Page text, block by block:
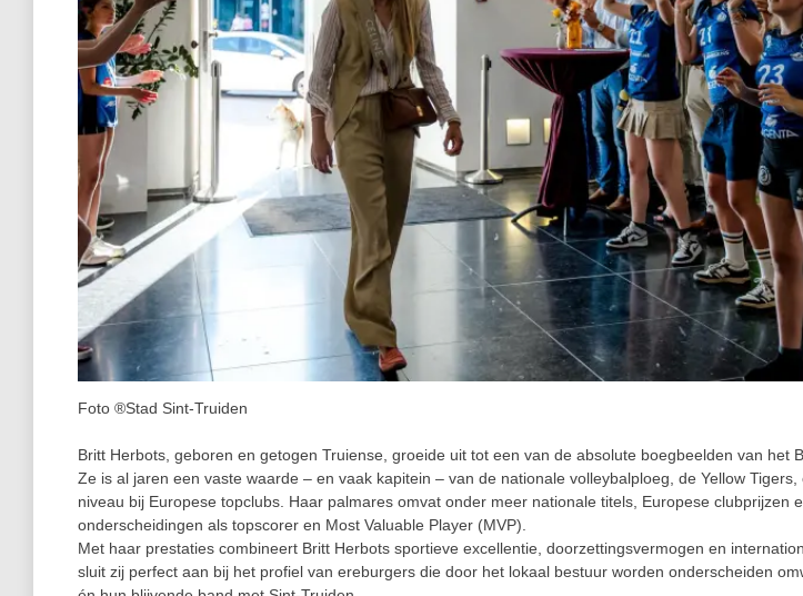
Foto ®Stad Sint-Truiden
Britt Herbots, geboren en getogen Truiense, groeide uit tot een van de absolute boegbeelden van het
Ze is al jaren een vaste waarde – en vaak kapitein – van de nationale volleybalploeg, de Yellow
niveau bij Europese topclubs. Haar palmares omvat onder meer nationale titels, Europese clubprijzen
onderscheidingen als topscorer en Most Valuable Player (MVP).
Met haar prestaties combineert Britt Herbots sportieve excellentie, doorzettingsvermogen en
sluit zij perfect aan bij het profiel van ereburgers die door het lokaal bestuur worden onderscheiden